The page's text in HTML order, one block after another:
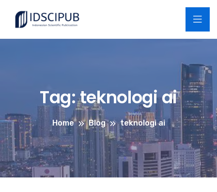
Tag:teknologi ai
Home Blog teknologi ai